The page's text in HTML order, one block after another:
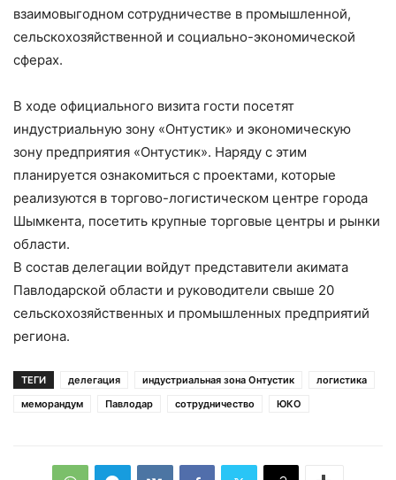
взаимовыгодном сотрудничестве в промышленной,
сельскохозяйственной и социально-экономической
сферах.
В ходе официального визита гости посетят
индустриальную зону «Онтустик» и экономическую
зону предприятия «Онтустик». Наряду с этим
планируется ознакомиться с проектами, которые
реализуются в торгово-логистическом центре города
Шымкента, посетить крупные торговые центры и рынки
области.
В состав делегации войдут представители акимата
Павлодарской области и руководители свыше 20
сельскохозяйственных и промышленных предприятий
региона.
ТЕГИ делегация индустриальная зона Онтустик
логистика
меморандум
Павлодар сотрудничество ЮКО